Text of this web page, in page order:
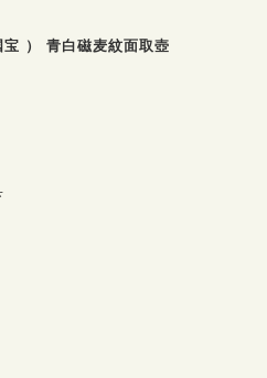
） 青白磁麦紋面取壺